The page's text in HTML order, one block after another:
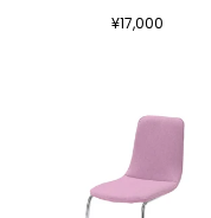
¥17,000